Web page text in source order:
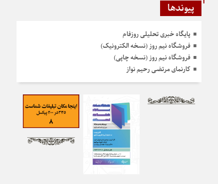
پیوندها
پایگاه خبری تحلیلی روزفام
فروشگاه نیم روز (نسخه الکترونیک)
فروشگاه نیم روز (نسخه چاپی)
کارنمای مرتضی رحیم نواز